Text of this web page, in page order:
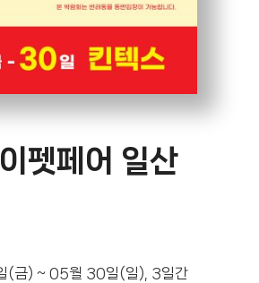
펫페어 일산
(금) ~ 05월 30일(일), 3일간